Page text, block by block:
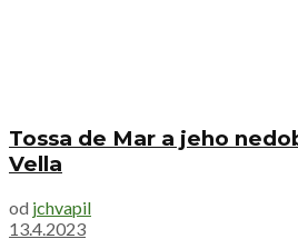
Tossa de Mar a jeho
Vella
od jchvapil
13.4.2023